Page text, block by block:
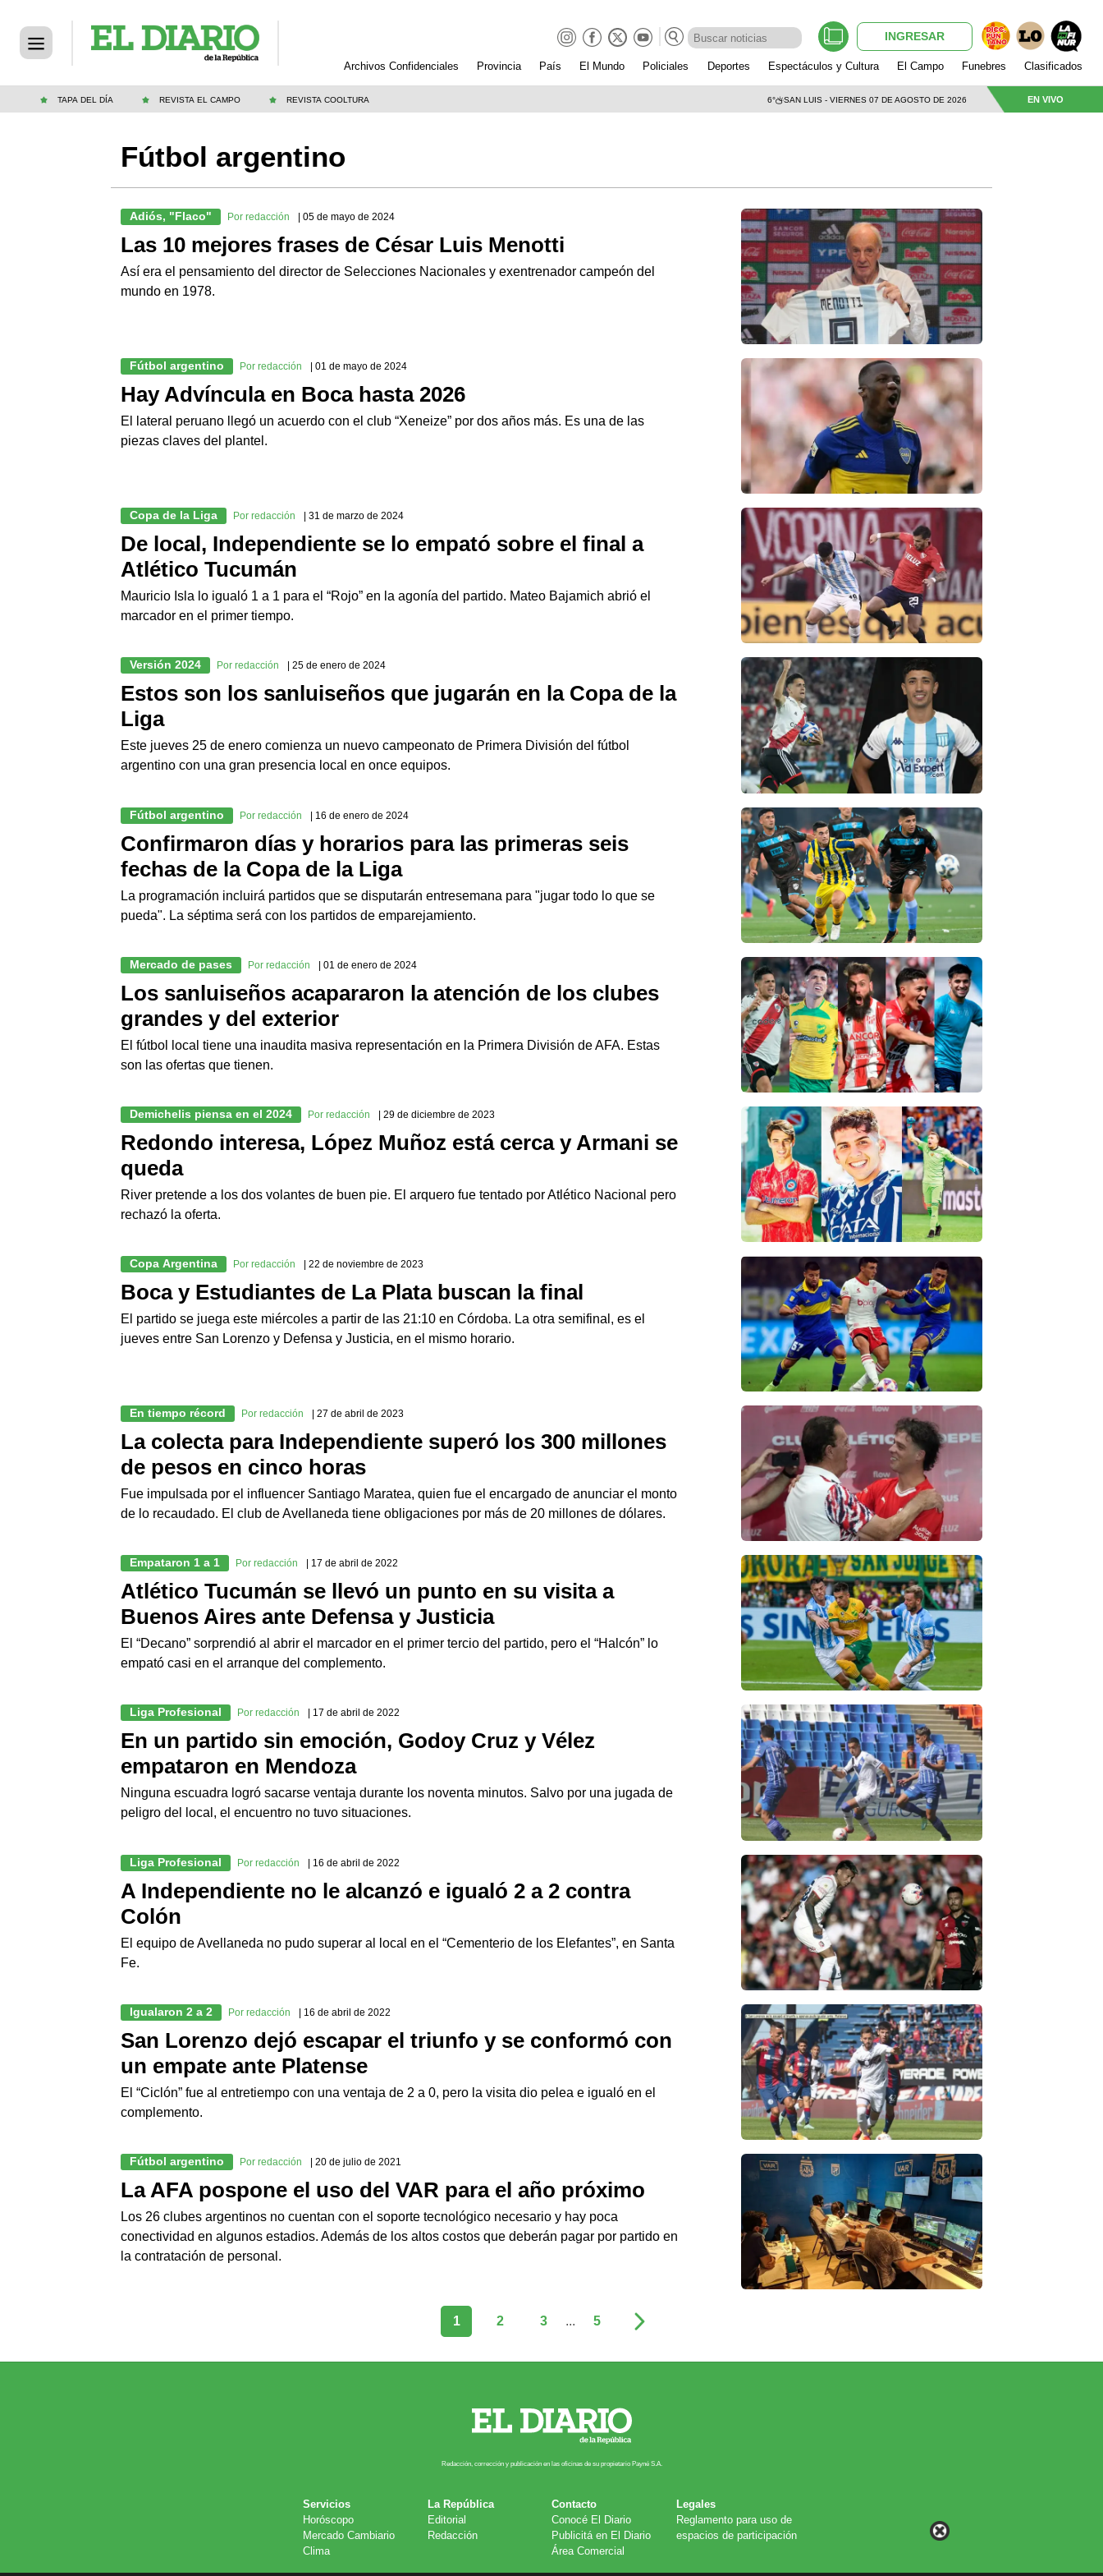
INGRESAR
Archivos Confidenciales Provincia País El Mundo Policiales Deportes Espectáculos y Cultura El Campo Funebres Clasificados
TAPA DEL DÍA REVISTA EL CAMPO REVISTA COOLTURA 6° SAN LUIS - VIERNES 07 DE AGOSTO DE 2026 EN VIVO
Fútbol argentino
Adiós, "Flaco" Por redacción | 05 de mayo de 2024
Las 10 mejores frases de César Luis Menotti
Así era el pensamiento del director de Selecciones Nacionales y exentrenador campeón del
mundo en 1978.
Fútbol argentino Por redacción | 01 de mayo de 2024
Hay Advíncula en Boca hasta 2026
El lateral peruano llegó un acuerdo con el club “Xeneize” por dos años más. Es una de las
piezas claves del plantel.
Copa de la Liga Por redacción | 31 de marzo de 2024
De local, Independiente se lo empató sobre el final a
Atlético Tucumán
Mauricio Isla lo igualó 1 a 1 para el “Rojo” en la agonía del partido. Mateo Bajamich abrió el
marcador en el primer tiempo.
Versión 2024 Por redacción | 25 de enero de 2024
Estos son los sanluiseños que jugarán en la Copa de la
Liga
Este jueves 25 de enero comienza un nuevo campeonato de Primera División del fútbol
argentino con una gran presencia local en once equipos.
Fútbol argentino Por redacción | 16 de enero de 2024
Confirmaron días y horarios para las primeras seis
fechas de la Copa de la Liga
La programación incluirá partidos que se disputarán entresemana para "jugar todo lo que se
pueda". La séptima será con los partidos de emparejamiento.
Mercado de pases Por redacción | 01 de enero de 2024
Los sanluiseños acapararon la atención de los clubes
grandes y del exterior
El fútbol local tiene una inaudita masiva representación en la Primera División de AFA. Estas
son las ofertas que tienen.
Demichelis piensa en el 2024 Por redacción | 29 de diciembre de 2023
Redondo interesa, López Muñoz está cerca y Armani se
queda
River pretende a los dos volantes de buen pie. El arquero fue tentado por Atlético Nacional pero
rechazó la oferta.
Copa Argentina Por redacción | 22 de noviembre de 2023
Boca y Estudiantes de La Plata buscan la final
El partido se juega este miércoles a partir de las 21:10 en Córdoba. La otra semifinal, es el
jueves entre San Lorenzo y Defensa y Justicia, en el mismo horario.
En tiempo récord Por redacción | 27 de abril de 2023
La colecta para Independiente superó los 300 millones
de pesos en cinco horas
Fue impulsada por el influencer Santiago Maratea, quien fue el encargado de anunciar el monto
de lo recaudado. El club de Avellaneda tiene obligaciones por más de 20 millones de dólares.
Empataron 1 a 1 Por redacción | 17 de abril de 2022
Atlético Tucumán se llevó un punto en su visita a
Buenos Aires ante Defensa y Justicia
El “Decano” sorprendió al abrir el marcador en el primer tercio del partido, pero el “Halcón” lo
empató casi en el arranque del complemento.
Liga Profesional Por redacción | 17 de abril de 2022
En un partido sin emoción, Godoy Cruz y Vélez
empataron en Mendoza
Ninguna escuadra logró sacarse ventaja durante los noventa minutos. Salvo por una jugada de
peligro del local, el encuentro no tuvo situaciones.
Liga Profesional Por redacción | 16 de abril de 2022
A Independiente no le alcanzó e igualó 2 a 2 contra
Colón
El equipo de Avellaneda no pudo superar al local en el “Cementerio de los Elefantes”, en Santa
Fe.
Igualaron 2 a 2 Por redacción | 16 de abril de 2022
San Lorenzo dejó escapar el triunfo y se conformó con
un empate ante Platense
El “Ciclón” fue al entretiempo con una ventaja de 2 a 0, pero la visita dio pelea e igualó en el
complemento.
Fútbol argentino Por redacción | 20 de julio de 2021
La AFA pospone el uso del VAR para el año próximo
Los 26 clubes argentinos no cuentan con el soporte tecnológico necesario y hay poca
conectividad en algunos estadios. Además de los altos costos que deberán pagar por partido en
la contratación de personal.
1 2 3 ... 5
Redacción, corrección y publicación en las oficinas de su propietario Payn​é S.A.
Servicios
Horóscopo
Mercado Cambiario
Clima
La República
Editorial
Redacción
Contacto
Conocé El Diario
Publicitá en El Diario
Área Comercial
Legales
Reglamento para uso de
espacios de participación